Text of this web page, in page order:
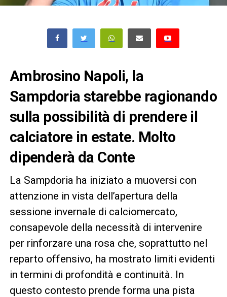
Ambrosino Napoli, la
Sampdoria starebbe ragionando
sulla possibilità di prendere il
calciatore in estate. Molto
dipenderà da Conte
La Sampdoria ha iniziato a muoversi con
attenzione in vista dell’apertura della
sessione invernale di calciomercato,
consapevole della necessità di intervenire
per rinforzare una rosa che, soprattutto nel
reparto offensivo, ha mostrato limiti evidenti
in termini di profondità e continuità. In
questo contesto prende forma una pista